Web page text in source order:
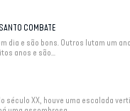
COMBATE
dia e são bons. Outros lutam um
anos e são...
século XX, houve uma escalada